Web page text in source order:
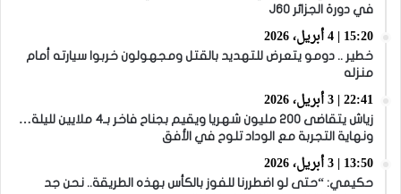
في دورة الجزائر J60
15:20 | 4 أبريل، 2026
خطير .. دومو يتعرض للتهديد بالقتل ومجهولون خربوا سيارته أمام
منزله
22:41 | 3 أبريل، 2026
زياش يتقاضى 200 مليون شهريا ويقيم بجناح فاخر بـ4 ملايين لليلة…
ونهاية التجربة مع الوداد تلوح في الأفق
13:50 | 3 أبريل، 2026
حكيمي: “حتى لو اضطررنا للفوز بالكأس بهذه الطريقة.. نحن جد